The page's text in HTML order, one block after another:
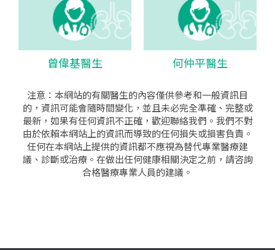
曾偉基醫生 何仲平醫生
注意：本網站的有關醫生的內容僅供參考和一般資訊目
的，資訊可能會隨時間變化，並且未必完全準確、完整或
最新，如果有任何資訊不正確，歡迎聯絡我們。我們不對
由於依賴本網站上的資訊而導致的任何損失或損害負責。
任何在本網站上提供的資訊都不應視為替代專業醫療建
議、診斷或治療。在做出任何健康相關決定之前，請咨詢
合格醫療專業人員的建議。